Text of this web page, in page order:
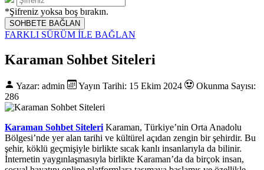
*Şifreniz yoksa boş bırakın.
SOHBETE BAĞLAN
FARKLI SÜRÜM İLE BAĞLAN
Karaman Sohbet Siteleri
Yazar: admin Yayın Tarihi: 15 Ekim 2024
Okunma Sayısı:
286
Karaman Sohbet Siteleri Karaman, Türkiye’nin Orta Anadolu
Bölgesi’nde yer alan tarihi ve kültürel açıdan zengin bir şehirdir. Bu
şehir, köklü geçmişiyle birlikte sıcak kanlı insanlarıyla da bilinir.
İnternetin yaygınlaşmasıyla birlikte Karaman’da da birçok insan,